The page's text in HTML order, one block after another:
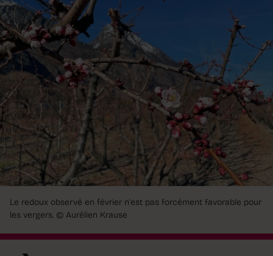
Le redoux observé en février n'est pas forcément favorable pour
les vergers. © Aurélien Krause